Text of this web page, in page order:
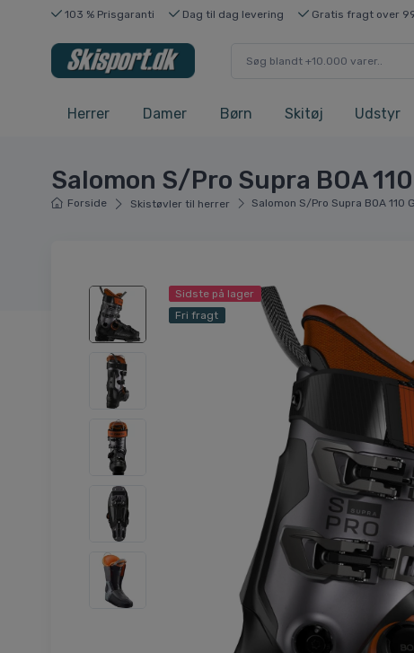
103 % Prisgaranti Dag til dag levering Gratis fragt over
Herrer Damer Børn Skitøj Udstyr
Salomon S/Pro Supra BOA
Forside Skistøvler til herrer Salomon S/Pro Supra BOA 110
Sidste på lager
Fri fragt